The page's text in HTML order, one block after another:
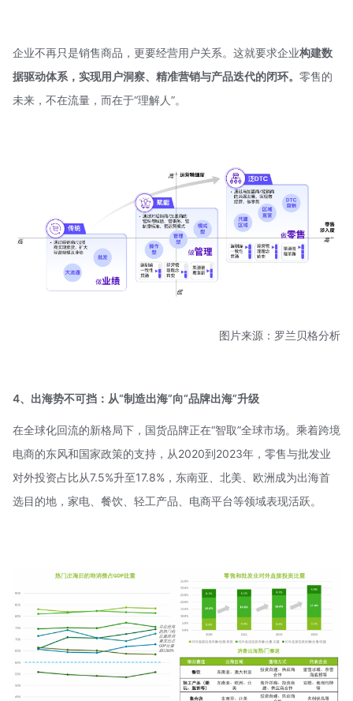
企业不再只是销售商品，更要经营用户关系。这就要求企业构建数
据驱动体系，实现用户洞察、精准营销与产品迭代的闭环。 零售的
未来，不在流量，而在于“理解人”。
图片来源：罗兰贝格分析
4、出海势不可挡：从“制造出海”向“品牌出海”升级
在全球化回流的新格局下，国货品牌正在“智取”全球市场。乘着跨境
电商的东风和国家政策的支持，从2020到2023年，零售与批发业
对外投资占比从7.5%升至17.8%，东南亚、北美、欧洲成为出海首
选目的地，家电、餐饮、轻工产品、电商平台等领域表现活跃。